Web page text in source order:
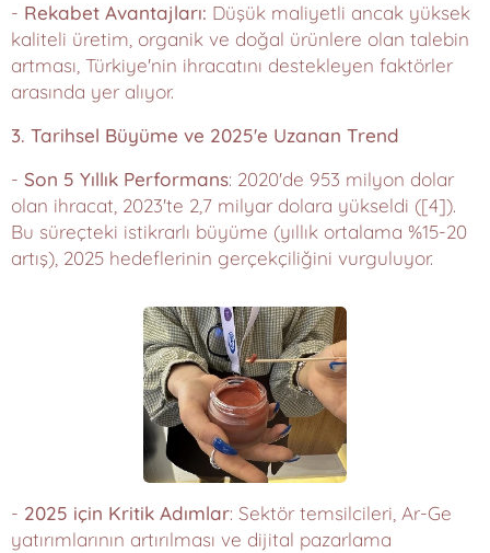
- Rekabet Avantajları: Düşük maliyetli ancak yüksek
kaliteli üretim, organik ve doğal ürünlere olan talebin
artması, Türkiye'nin ihracatını destekleyen faktörler
arasında yer alıyor.
3. Tarihsel Büyüme ve 2025'e Uzanan Trend
- Son 5 Yıllık Performans: 2020'de 953 milyon dolar
olan ihracat, 2023'te 2,7 milyar dolara yükseldi ([4]).
Bu süreçteki istikrarlı büyüme (yıllık ortalama %15-20
artış), 2025 hedeflerinin gerçekçiliğini vurguluyor.
- 2025 için Kritik Adımlar: Sektör temsilcileri, Ar-Ge
yatırımlarının artırılması ve dijital pazarlama